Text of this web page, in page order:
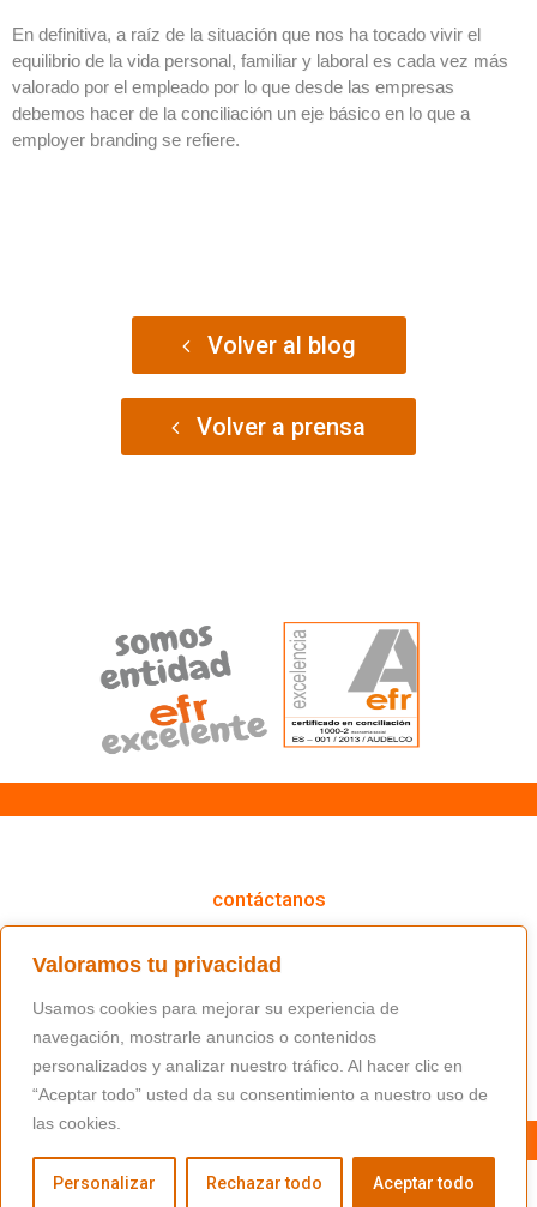
Valoramos tu privacidad
Usamos cookies para mejorar su experiencia de
navegación, mostrarle anuncios o contenidos
personalizados y analizar nuestro tráfico. Al hacer clic en
“Aceptar todo” usted da su consentimiento a nuestro uso de
las cookies.
Personalizar Rechazar todo Aceptar todo
En definitiva, a raíz de la situación que nos ha tocado vivir el
equilibrio de la vida personal, familiar y laboral es cada vez más
valorado por el empleado por lo que desde las empresas
debemos hacer de la conciliación un eje básico en lo que a
employer branding se refiere.
Volver al blog
Volver a prensa
contáctanos
(+34) 91 766 98 56 / fundacion@masfamilia.org
síguenos en nuestras redes sociales